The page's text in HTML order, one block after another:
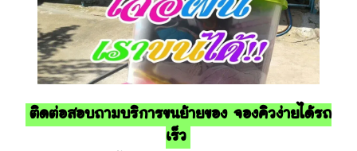
ติดต่อสอบถามบริการขนย้ายของ จองคิวง่ายได้รถ
เร็ว